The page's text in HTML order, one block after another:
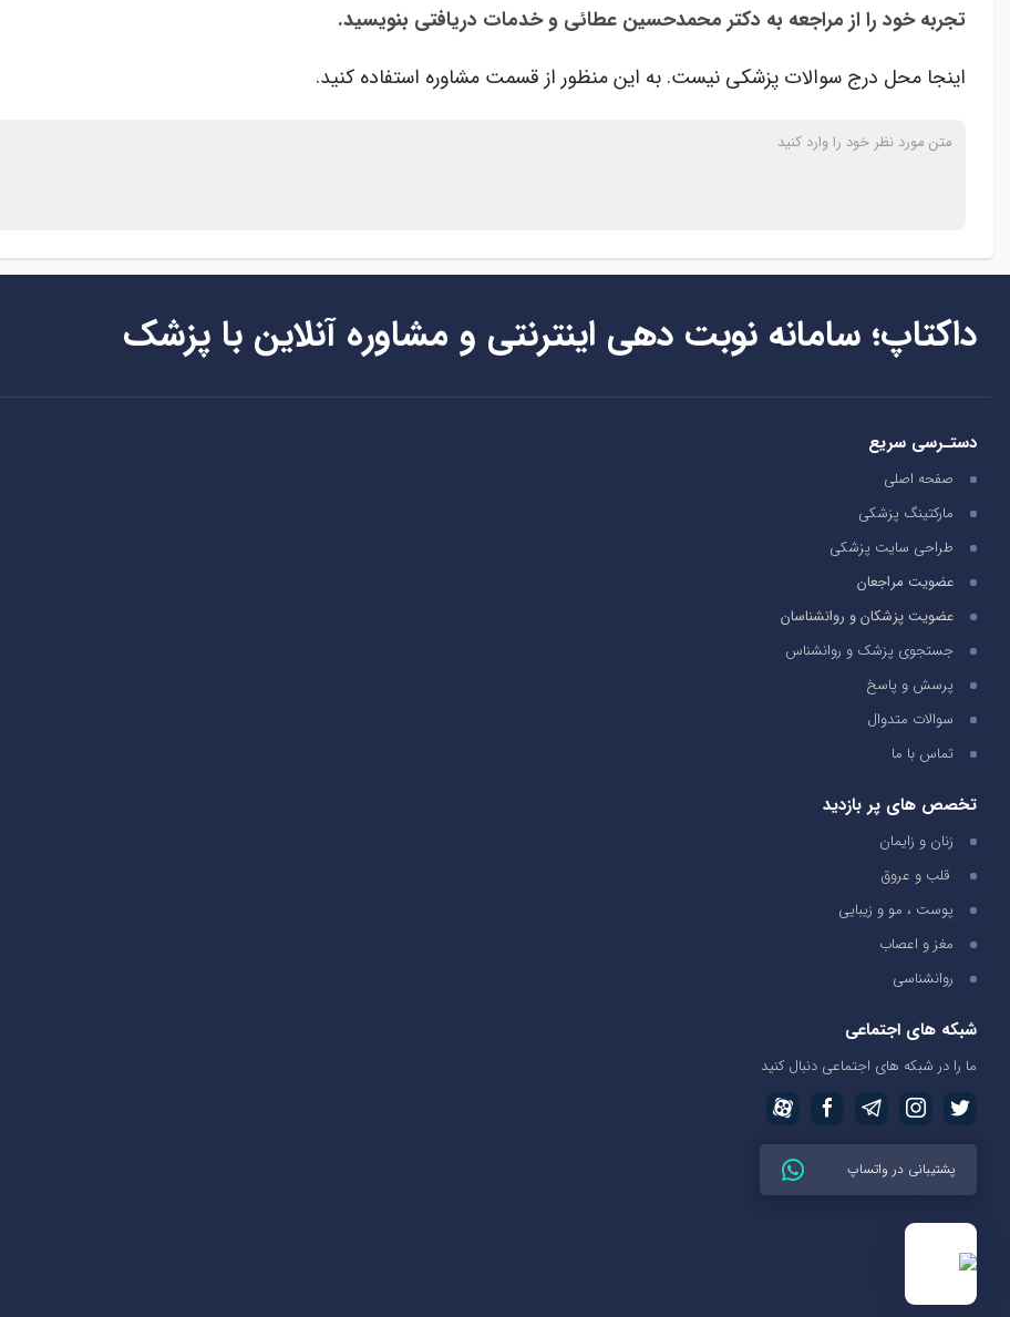
تجربه خود را از مراجعه به دکتر محمدحسین عطائی و خدمات دریافتی بنویسید.
اینجا محل درج سوالات پزشکی نیست. به این منظور از قسمت مشاوره استفاده کنید.
داکتاپ؛ سامانه نوبت دهی اینترنتی و مشاوره آنلاین با پزشک
دستـرسی سریع
صفحه اصلی
مارکتینگ پزشکی
طراحی سایت پزشکی
عضویت مراجعان
عضویت پزشکان و روانشناسان
جستجوی پزشک و روانشناس
پرسش و پاسخ
سوالات متدوال
تماس با ما
تخصص های پر بازدید
زنان و زایمان
قلب و عروق
پوست ، مو و زیبایی
مغز و اعصاب
روانشناسی
شبکه های اجتماعی
ما را در شبکه های اجتماعی دنبال کنید
پشتیبانی در واتساپ